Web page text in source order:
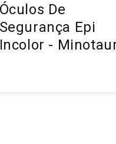
Óculos De
Segurança Epi
Incolor -